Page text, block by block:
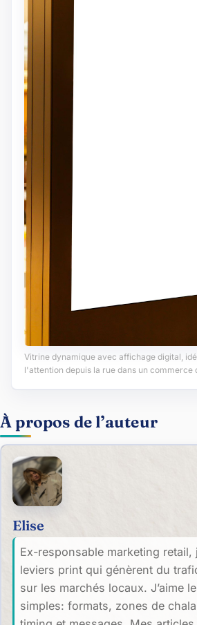
Vitrine dynamique avec affichage digital,
l'attention depuis la rue dans un commerce
À propos de l’auteur
Elise
Ex-responsable marketing retail,
leviers print qui génèrent du
sur les marchés locaux. J’aime
simples: formats, zones de